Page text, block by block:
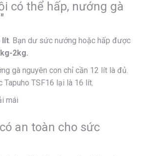
có thể hấp, nướng gà
lít. Bạn dư sức nướng hoặc hấp được
2kg.
gà nguyên con chỉ cần 12 lít là đủ.
Tapuho TSF16 lại là 16 lít.
mái
an toàn cho sức